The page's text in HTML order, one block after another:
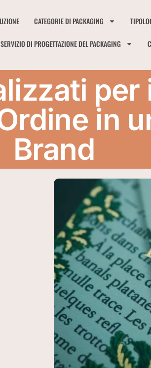
CATEGORIE DI PACKAGING
SERVIZIO DI PROGETTAZIONE DEL PACKAGING
per
in
Brand